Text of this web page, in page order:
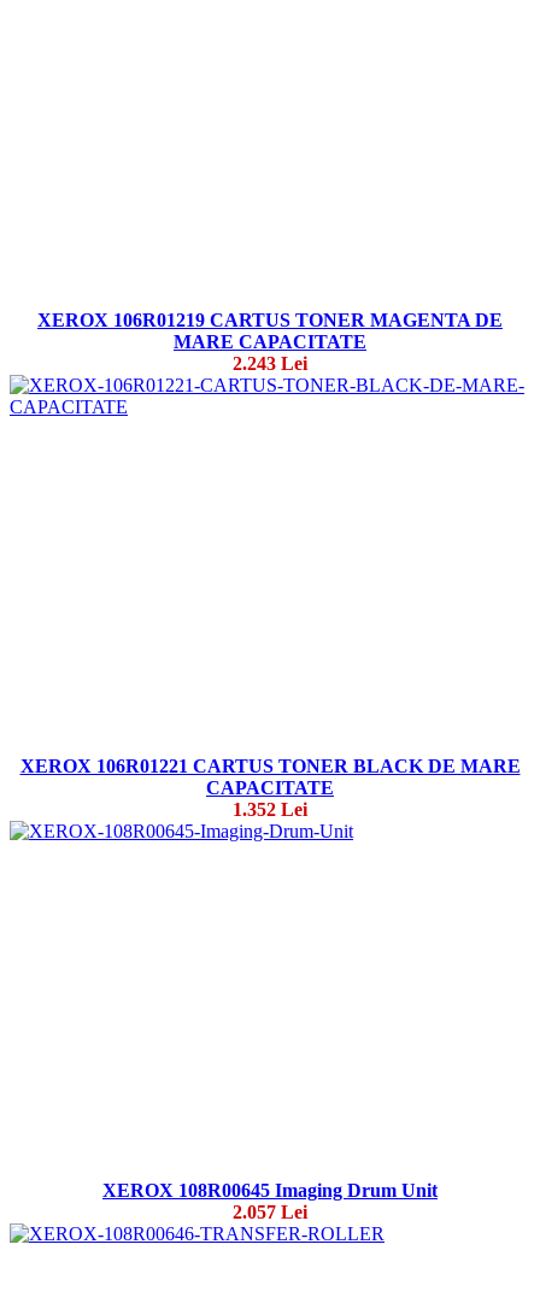
XEROX 106R01219 CARTUS TONER MAGENTA DE
MARE CAPACITATE
2.243 Lei
XEROX 106R01221 CARTUS TONER BLACK DE MARE
CAPACITATE
1.352 Lei
XEROX 108R00645 Imaging Drum Unit
2.057 Lei